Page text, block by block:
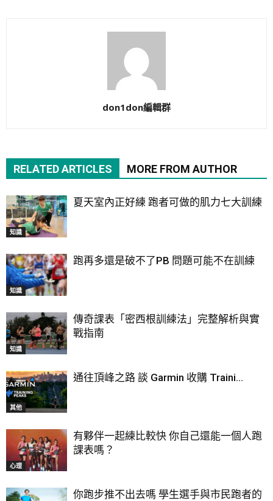
don1don編輯群
RELATED ARTICLES MORE FROM AUTHOR
知識
夏天室內正好練 跑者可做的肌力七大訓練
知識
跑再多還是破不了PB 問題可能不在訓練
知識
傳奇課表「密西根訓練法」完整解析與實
戰指南
其他
通往頂峰之路 談 Garmin 收購 Traini...
心理
有夥伴一起練比較快 你自己還能一個人跑
課表嗎？
你跑步推不出去嗎 學生選手與市民跑者的